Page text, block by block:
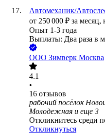
Автомеханик/
от 250 000 ₽ за месяц,
Опыт 1-3 года
Выплаты: Два раза в
ООО Зимверк Москва
4.1
•
16 отзывов
рабочий посёлок
Молодежная и еще 3
Откликнитесь среди
Откликнуться